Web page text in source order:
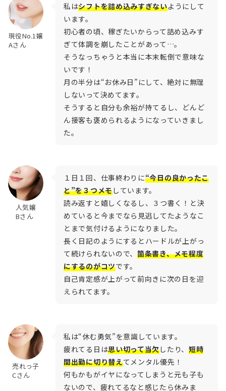
現役No.1嬢
Aさん
私はシフトを詰め込みすぎないようにして
います。
初心者の頃、稼ぎたいからって詰め込みす
ぎて体調を崩したことがあって…。
そうなっちゃうと本当に本末転倒で意味な
いです！
月の半分は“お休み日”にして、絶対に無理
しないって決めてます。
そうすると自分も余裕が持てるし、どんど
ん接客も褒められるようになっていきまし
た。
人気嬢
Bさん
１日１回、仕事終わりに“今日の良かったこ
と”を３つメモしています。
読み返すと嬉しくなるし、３つ書く！と決
めていると今までなら見逃してたようなこ
とまで気付けるようになりました。
長く日記のようにするとハードルが上がっ
て続けられないので、 箇条書き、メモ程度
にするのがコツです。
自己肯定感が上がって前向きに次の日を迎
えられてます。
売れっ子
Cさん
私は“休む勇気”を意識しています。
疲れてる日は思い切って当欠したり、 短時
間出勤に切り替えてメンタル優先！
何もかもがイヤになってしまうと元も子も
ないので、疲れてるなと感じたら休みま